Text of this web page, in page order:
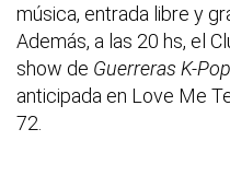
música, entrada libre y
Además, a las 20 hs, el
show de Guerreras K-Pop
anticipada en Love Me
72.